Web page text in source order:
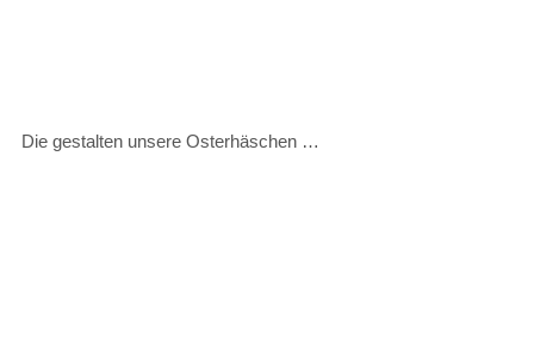
Die gestalten unsere Osterhäschen …